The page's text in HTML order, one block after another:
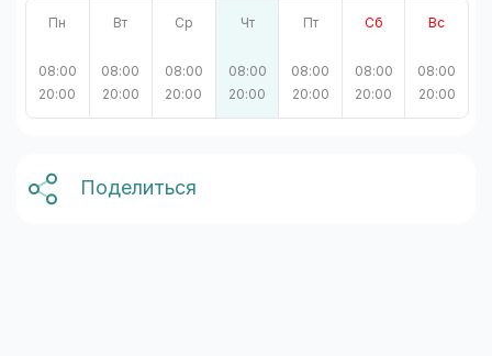
Пн
08:00
20:00
Вт
08:00
20:00
Ср
08:00
20:00
Чт
08:00
20:00
Пт
08:00
20:00
Сб
08:00
20:00
Вс
08:00
20:00
Поделиться